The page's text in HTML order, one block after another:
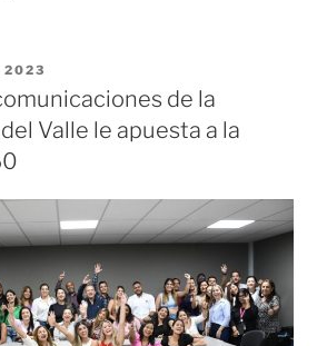
:
El
objetivo
por
el
oro
puro
los
Juegos
2023
de la
Valle le apuesta a la